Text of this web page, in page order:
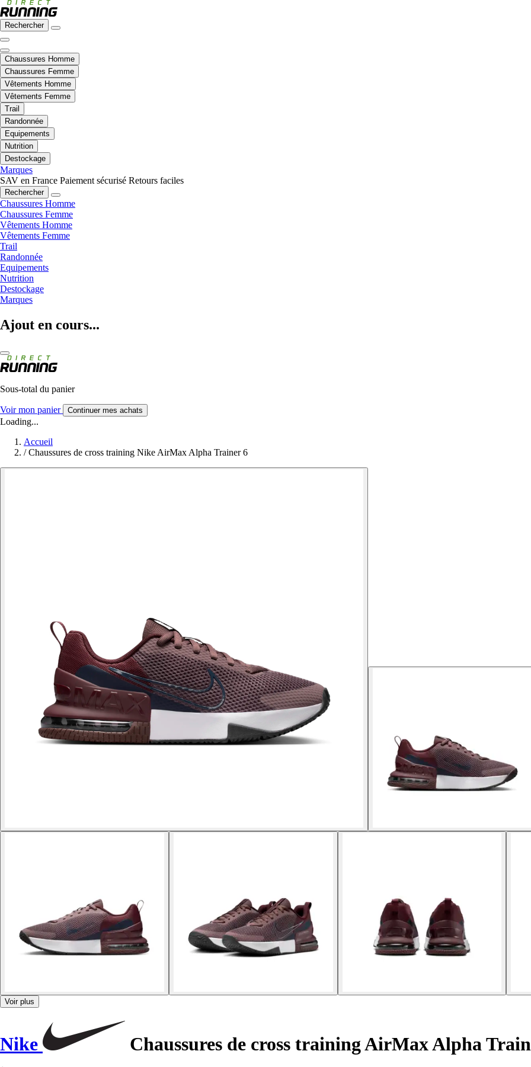
Rechercher
Chaussures Homme
Chaussures Femme
Vêtements Homme
Vêtements Femme
Trail
Randonnée
Equipements
Nutrition
Destockage
Marques
SAV en France Paiement sécurisé Retours faciles
Rechercher
Chaussures Homme
Chaussures Femme
Vêtements Homme
Vêtements Femme
Trail
Randonnée
Equipements
Nutrition
Destockage
Marques
Ajout en cours...
Sous-total du panier
Voir mon panier Continuer mes achats
Loading...
Accueil
/ Chaussures de cross training Nike AirMax Alpha Trainer 6
Voir plus
Nike Chaussures de cross training AirMax Alpha